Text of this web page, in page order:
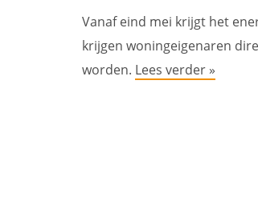
Vanaf eind mei krijgt het
krijgen woningeigenaren
worden. Lees verder »